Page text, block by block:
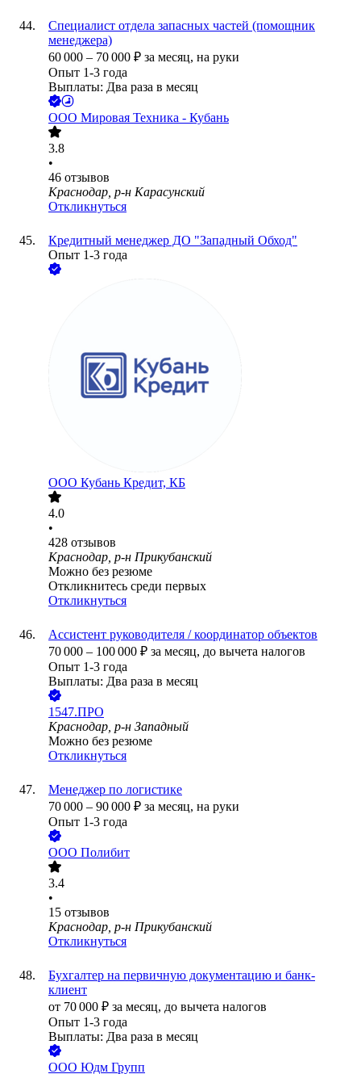
Специалист отдела запасных частей (помощник
менеджера)
60 000 – 70 000 ₽ за месяц, на руки
Опыт 1-3 года
Выплаты: Два раза в месяц
ООО Мировая Техника - Кубань
3.8
•
46 отзывов
Краснодар, р-н Карасунский
Откликнуться
Кредитный менеджер ДО "Западный Обход"
Опыт 1-3 года
ООО Кубань Кредит, КБ
4.0
•
428 отзывов
Краснодар, р-н Прикубанский
Можно без резюме
Откликнитесь среди первых
Откликнуться
Ассистент руководителя / координатор объектов
70 000 – 100 000 ₽ за месяц, до вычета налогов
Опыт 1-3 года
Выплаты: Два раза в месяц
1547.ПРО
Краснодар, р-н Западный
Можно без резюме
Откликнуться
Менеджер по логистике
70 000 – 90 000 ₽ за месяц, на руки
Опыт 1-3 года
ООО Полибит
3.4
•
15 отзывов
Краснодар, р-н Прикубанский
Откликнуться
Бухгалтер на первичную документацию и банк-
клиент
от 70 000 ₽ за месяц, до вычета налогов
Опыт 1-3 года
Выплаты: Два раза в месяц
ООО Юдм Групп